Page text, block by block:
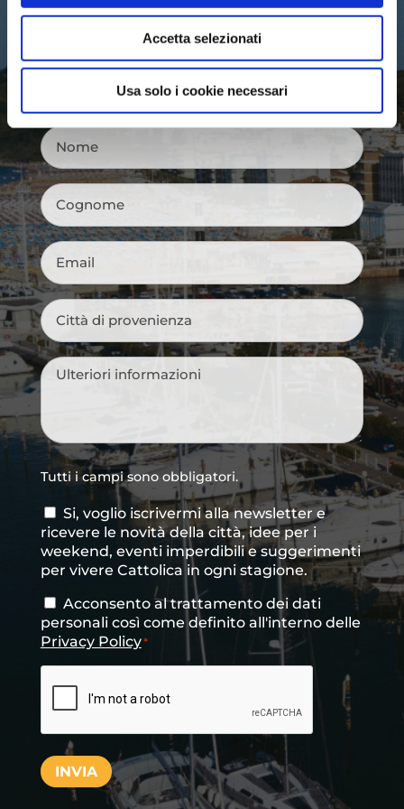
Accetta selezionati
Usa solo i cookie necessari
Privacy Policy–Cookie Policy
Nome
Cognome
Email
Città
di
provenienza*
Messaggio
Tutti i campi sono obbligatori.
Consenso
newsletter
Si, voglio iscrivermi alla newsletter e
ricevere le novità della città, idee per i
weekend, eventi imperdibili e suggerimenti
per vivere Cattolica in ogni stagione.
Consenso*
Acconsento al trattamento dei dati
personali così come definito all'interno delle
Privacy Policy*
INVIA